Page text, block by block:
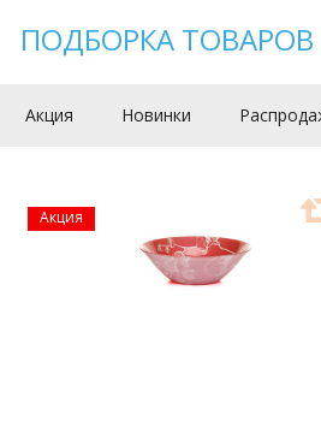
ПОДБОРКА ТОВАРОВ
Акция Новинки
Акция